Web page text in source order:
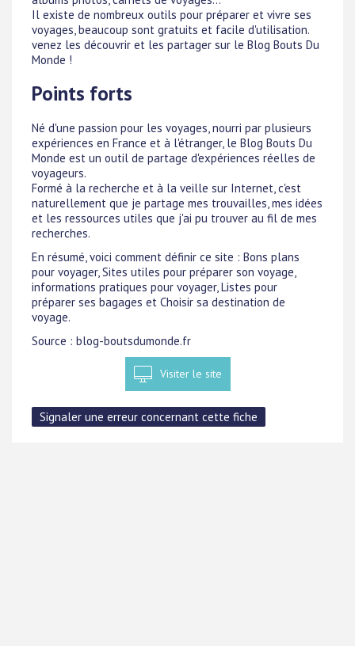
Il existe de nombreux outils pour préparer et vivre ses
voyages, beaucoup sont gratuits et facile d'utilisation.
venez les découvrir et les partager sur le Blog Bouts Du
Monde !
Points forts
Né d'une passion pour les voyages, nourri par plusieurs
expériences en France et à l'étranger, le Blog Bouts Du
Monde est un outil de partage d'expériences réelles de
voyageurs.
Formé à la recherche et à la veille sur Internet, c'est
naturellement que je partage mes trouvailles, mes idées
et les ressources utiles que j'ai pu trouver au fil de mes
recherches.
En résumé, voici comment définir ce site : Bons plans
pour voyager, Sites utiles pour préparer son voyage,
informations pratiques pour voyager, Listes pour
préparer ses bagages et Choisir sa destination de
voyage.
Source : blog-boutsdumonde.fr
Visiter le site